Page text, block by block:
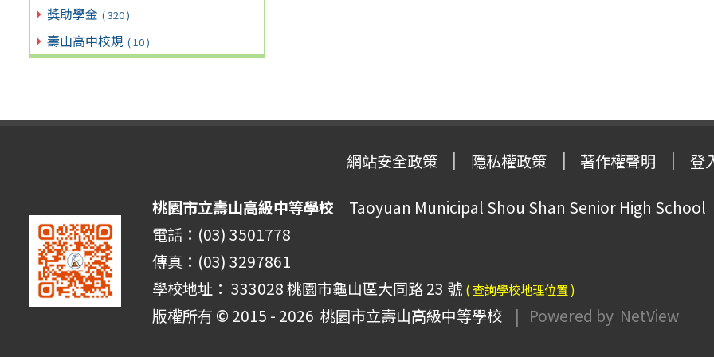
獎助學金 ( 320 )
壽山高中校規 ( 10 )
網站安全政策 隱私權政策 著作權聲明 登
桃園市立壽山高級中等學校 Taoyuan Municipal Shou Shan Senior High School
電話：(03) 3501778
傳真：(03) 3297861
學校地址： 333028 桃園市龜山區大同路 23 號 ( 查詢學校地理位置 )
版權所有 © 2015 - 2026 桃園市立壽山高級中等學校 | Powered by NetView